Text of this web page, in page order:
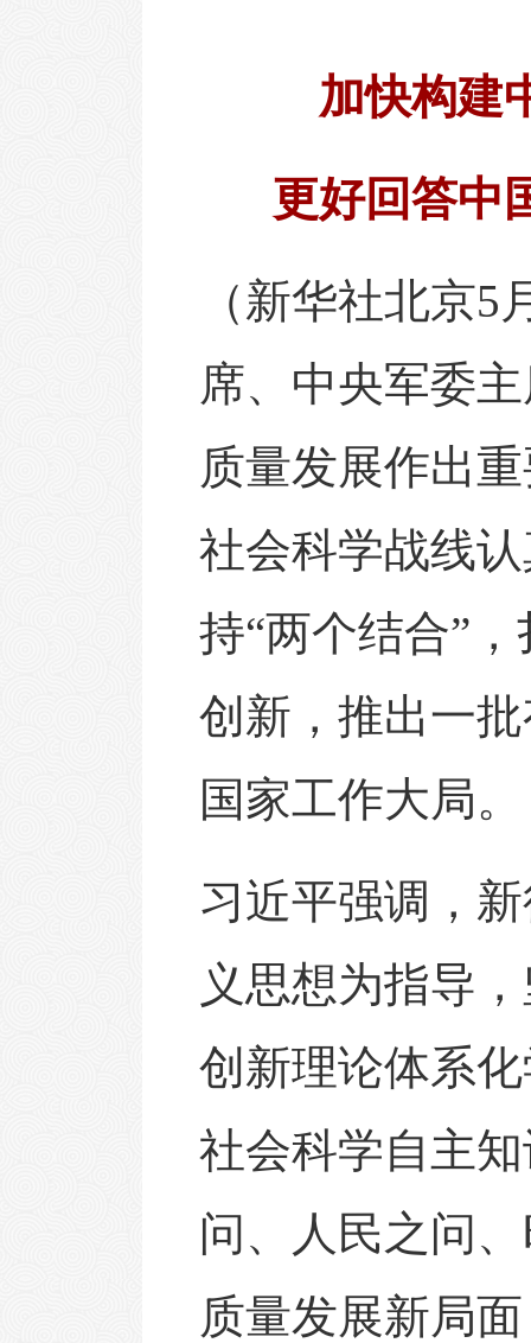
加快构建
更好回答中
（新华社北京5
席、中央军委
质量发展作出
社会科学战线
持“两个结合”
创新，推出一
国家工作大局。
习近平强调，
义思想为指导
创新理论体系
社会科学自主
问、人民之问
质量发展新局